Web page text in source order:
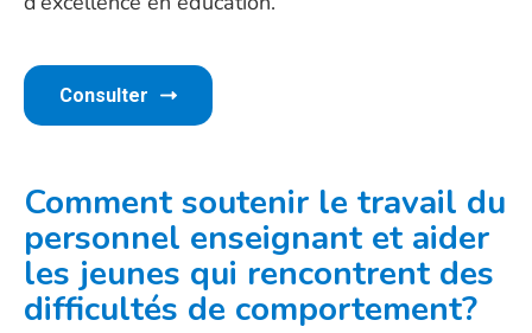
Consulter
Comment soutenir le travail du
personnel enseignant et aider
les jeunes qui rencontrent des
difficultés de comportement?